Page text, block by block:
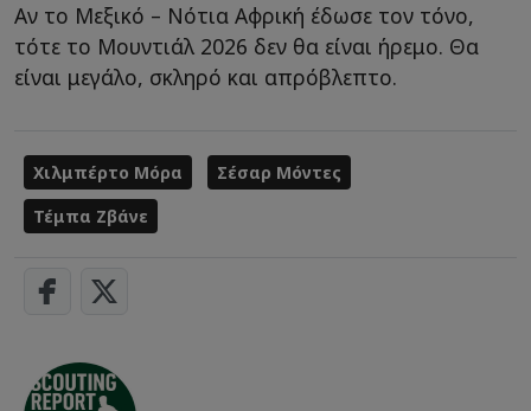
Αν το Μεξικό – Νότια Αφρική έδωσε τον τόνο,
τότε το Μουντιάλ 2026 δεν θα είναι ήρεμο. Θα
είναι μεγάλο, σκληρό και απρόβλεπτο.
Χιλμπέρτο Μόρα
Σέσαρ Μόντες
Τέμπα Ζβάνε